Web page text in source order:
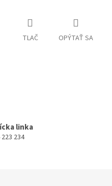
TLAČ OPÝTAŤ SA
linka
234